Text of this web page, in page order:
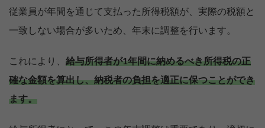
従業員が年間を通じて支払った所得税額が、実際の税額と
一致しない場合が多いため、年末に調整を行います。
これにより、 給与所得者が1年間に納めるべき所得税の正
確な金額を算出し、納税者の負担を適正に保つことができ
ます。